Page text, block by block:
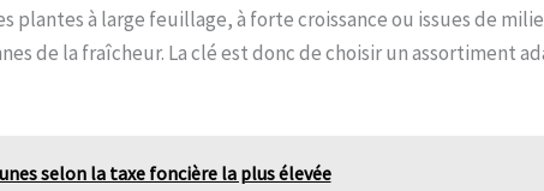
plantes à large feuillage, à forte croissance ou issues de
de la fraîcheur. La clé est donc de choisir un assortiment
selon la taxe foncière la plus élevée